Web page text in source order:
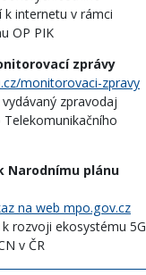
k internetu v rámci
OP PIK
zprávy
monitorovaci-zpravy
zpravodaj
Telekomunikačního
Narodnímu plánu
na web mpo.gov.cz
rozvoji ekosystému 5G
v ČR